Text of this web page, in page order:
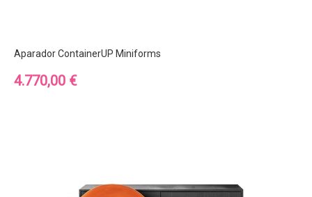
Aparador ContainerUP Miniforms
Precio
4.770,00 €